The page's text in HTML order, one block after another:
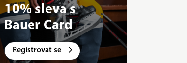
10% sleva s
Bauer Card
Registrovat se